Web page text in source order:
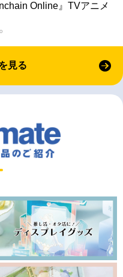
Online』TVアニメ
見る